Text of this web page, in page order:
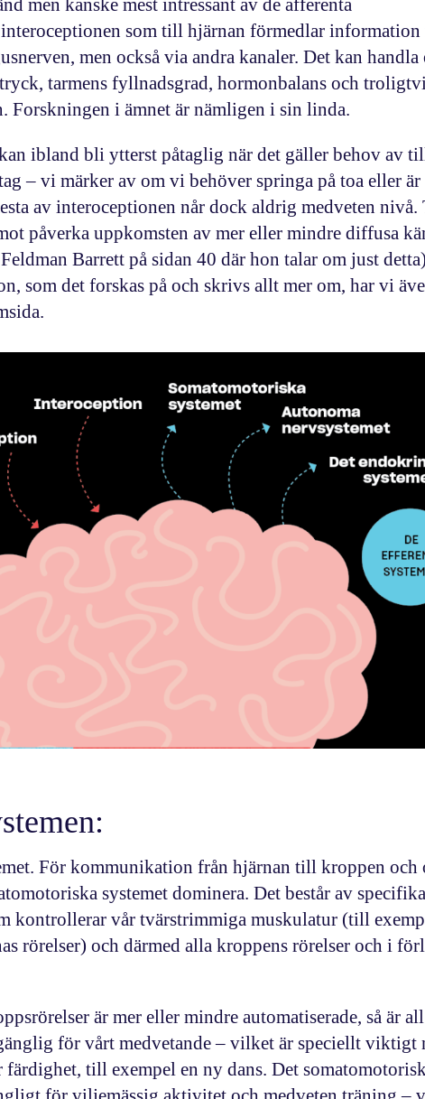
men kanske mest intressant av de afferenta
interoceptionen som till hjärnan förmedlar information
men också via andra kanaler. Det kan
tarmens fyllnadsgrad, hormonbalans och
Forskningen i ämnet är nämligen i sin linda.
ibland bli ytterst påtaglig när det gäller behov av
– vi märker av om vi behöver springa på toa eller är
av interoceptionen når dock aldrig medveten nivå.
påverka uppkomsten av mer eller mindre diffusa
Barrett på sidan 40 där hon talar om just
som det forskas på och skrivs allt mer om, har vi
. För kommunikation från hjärnan till kroppen och
systemet dominera. Det består av
kontrollerar vår tvärstrimmiga muskulatur (till
rörelser) och därmed alla kroppens rörelser och i
är mer eller mindre automatiserade, så är
för vårt medvetande – vilket är speciellt viktigt
färdighet, till exempel en ny dans. Det